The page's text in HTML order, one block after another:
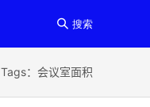
 搜索
Tags：会议室面积